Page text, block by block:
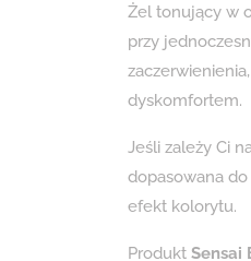
Żel tonujący w
przy
dyskomfortem.
Jeśli zależy Ci
dopasowana
efekt kolorytu.
Produkt Sensai